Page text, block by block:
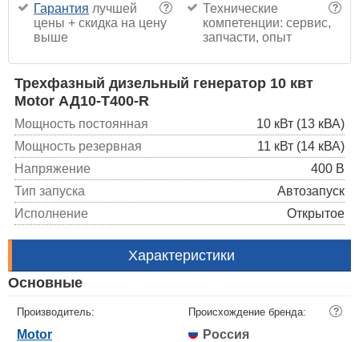
?
Гарантия лучшей
цены + скидка на цену
выше
?
Технические
компетенции: сервис,
запчасти, опыт
Трехфазный дизельный генератор 10 квт
Motor АД10-Т400-R
Мощность постоянная
10 кВт (13 кВА)
Мощность резервная
11 кВт (14 кВА)
Напряжение
400 В
Тип запуска
Автозапуск
Исполнение
Открытое
Характеристики
Основные
Производитель:
Motor
Происхождение бренда: ?
Россия